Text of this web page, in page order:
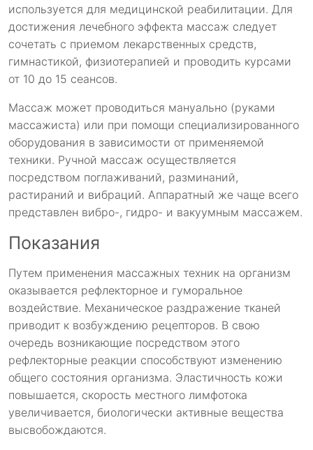
используется для медицинской реабилитации. Для
достижения лечебного эффекта массаж следует
сочетать с приемом лекарственных средств,
гимнастикой, физиотерапией и проводить курсами
от 10 до 15 сеансов.
Массаж может проводиться мануально (руками
массажиста) или при помощи специализированного
оборудования в зависимости от применяемой
техники. Ручной массаж осуществляется
посредством поглаживаний, разминаний,
растираний и вибраций. Аппаратный же чаще всего
представлен вибро-, гидро- и вакуумным массажем.
Показания
Путем применения массажных техник на организм
оказывается рефлекторное и гуморальное
воздействие. Механическое раздражение тканей
приводит к возбуждению рецепторов. В свою
очередь возникающие посредством этого
рефлекторные реакции способствуют изменению
общего состояния организма. Эластичность кожи
повышается, скорость местного лимфотока
увеличивается, биологически активные вещества
высвобождаются.